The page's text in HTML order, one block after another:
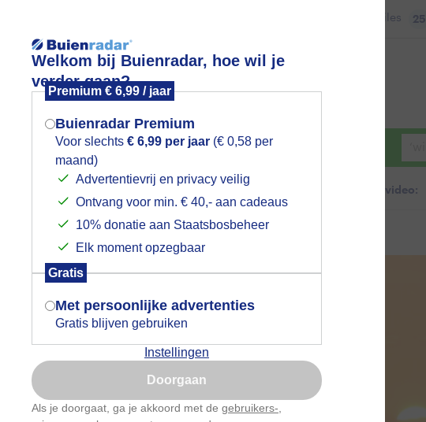
Welkom bij Buienradar, hoe wil je
verder gaan?
Premium € 6,99 / jaar
Buienradar Premium
Voor slechts € 6,99 per jaar (€ 0,58 per
maand)
Advertentievrij en privacy veilig
Ontvang voor min. € 40,- aan cadeaus
10% donatie aan Staatsbosbeheer
Elk moment opzegbaar
Gratis
Met persoonlijke advertenties
Gratis blijven gebruiken
Instellingen
Doorgaan
Als je doorgaat, ga je akkoord met de gebruikers-
Files 25
Foto en video Weerzine
Zoeken in foto & video:
Mogen we je locatie gebruiken voor
het weer?
Indien je hier nog geen akkoord op hebt
gegeven, verschijnt er zo een pop-up uit
je browser waarin deze toestemming
gevraagd wordt.
Is goed, toon de popup
Nu niet, misschien later